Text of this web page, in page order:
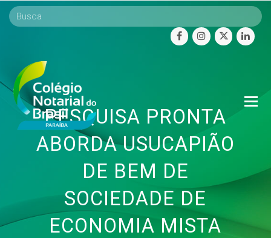
facebookinstagram
twitter
PESQUISA PRONTA
ABORDA USUCAPIÃO
DE BEM DE
SOCIEDADE DE
ECONOMIA MISTA